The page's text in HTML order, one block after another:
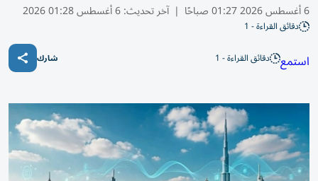
6 أغسطس 2026 01:27 صباحًا | آخر تحديث:6 أغسطس 01:28 2026
دقائق القراءة - 1
استمع دقائق القراءة - 1 شارك